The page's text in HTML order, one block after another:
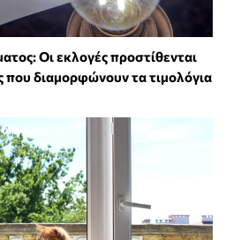
Οι εκλογές προστίθενται
που διαμορφώνουν τα τιμολόγια